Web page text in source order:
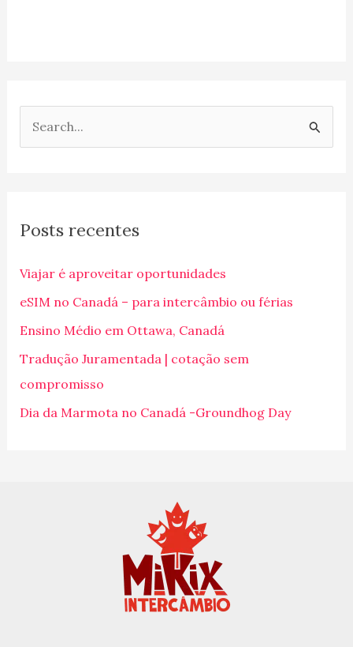
u
s
a
r
p
o
r
Posts recentes
Viajar é aproveitar oportunidades
eSIM no Canadá – para intercâmbio ou férias
Ensino Médio em Ottawa, Canadá
Tradução Juramentada | cotação sem
compromisso
Dia da Marmota no Canadá -Groundhog Day